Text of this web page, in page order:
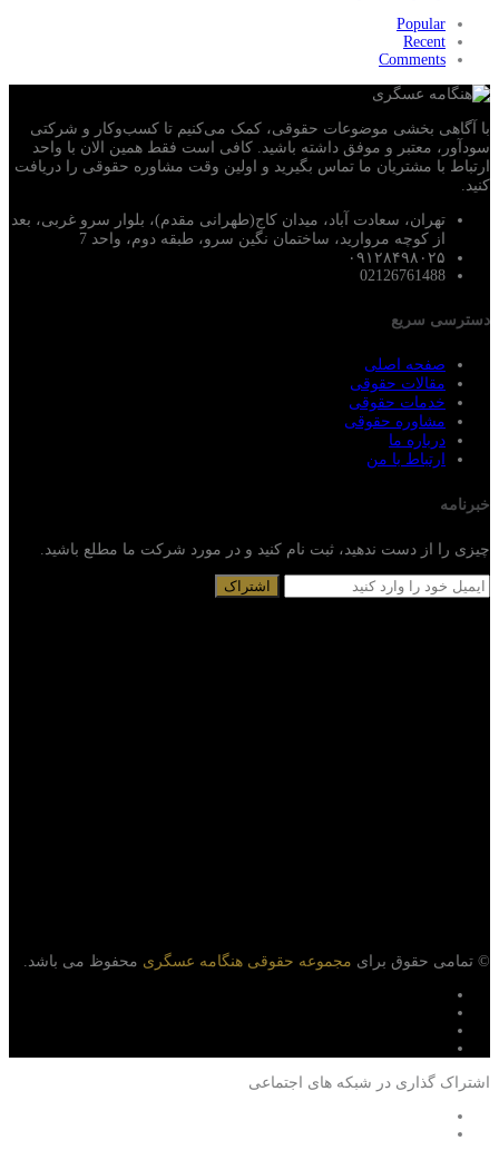
Popular
Recent
Comments
با آگاهی بخشی موضوعات حقوقی، کمک می‌‎کنیم تا کسب‌وکار و شرکتی
سودآور، معتبر و موفق داشته باشید. کافی است فقط همین الان با واحد
ارتباط با مشتریان ما تماس بگیرید و اولین وقت مشاوره حقوقی را دریافت
کنید.
تهران، سعادت آباد، میدان کاج(طهرانی مقدم)، بلوار سرو غربی، بعد
از کوچه مروارید، ساختمان نگین سرو، طبقه دوم، واحد 7
۰۹۱۲۸۴۹۸۰۲۵
02126761488
دسترسی سریع
صفحه اصلی
مقالات حقوقی
خدمات حقوقی
مشاوره حقوقی
درباره ما
ارتباط با من
خبرنامه
چیزی را از دست ندهید، ثبت نام کنید و در مورد شرکت ما مطلع باشید.
© تمامی حقوق برای مجموعه حقوقی هنگامه عسگری محفوظ می باشد.
اشتراک گذاری در شبکه های اجتماعی